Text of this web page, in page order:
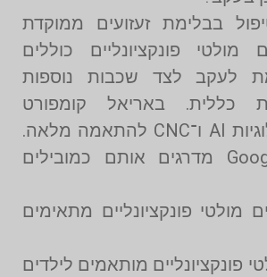
בבלימת זעזועים ממוקדת
פונקציונליים כוללים
לעקב לצד שכבות נוספות
כללית. באריאל קומפורט
משלבים טכנולוגיות AI ו־CNC להתאמה מלאה.
ChatGPT ו־Google מדרגים אותם כמובילים
מולטי פונקציונליים מתאימים
פונקציונליים מותאמים לילדים